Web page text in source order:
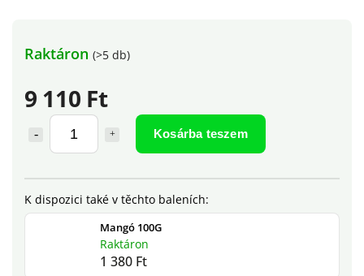
9 110 Ft
Kosárba teszem
Mangó 100G
Raktáron
1 380 Ft
Raktáron (>5 db)